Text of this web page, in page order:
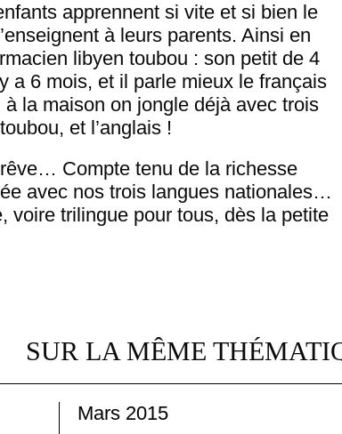
apprennent si vite et si bien le
à leurs parents. Ainsi en
libyen toubou : son petit de 4
a 6 mois, et il parle mieux le français
la maison on jongle déjà avec trois
et l’anglais !
Compte tenu de la richesse
avec nos trois langues nationales…
voire trilingue pour tous, dès la petite
SUR LA MÊME
Mars 2015